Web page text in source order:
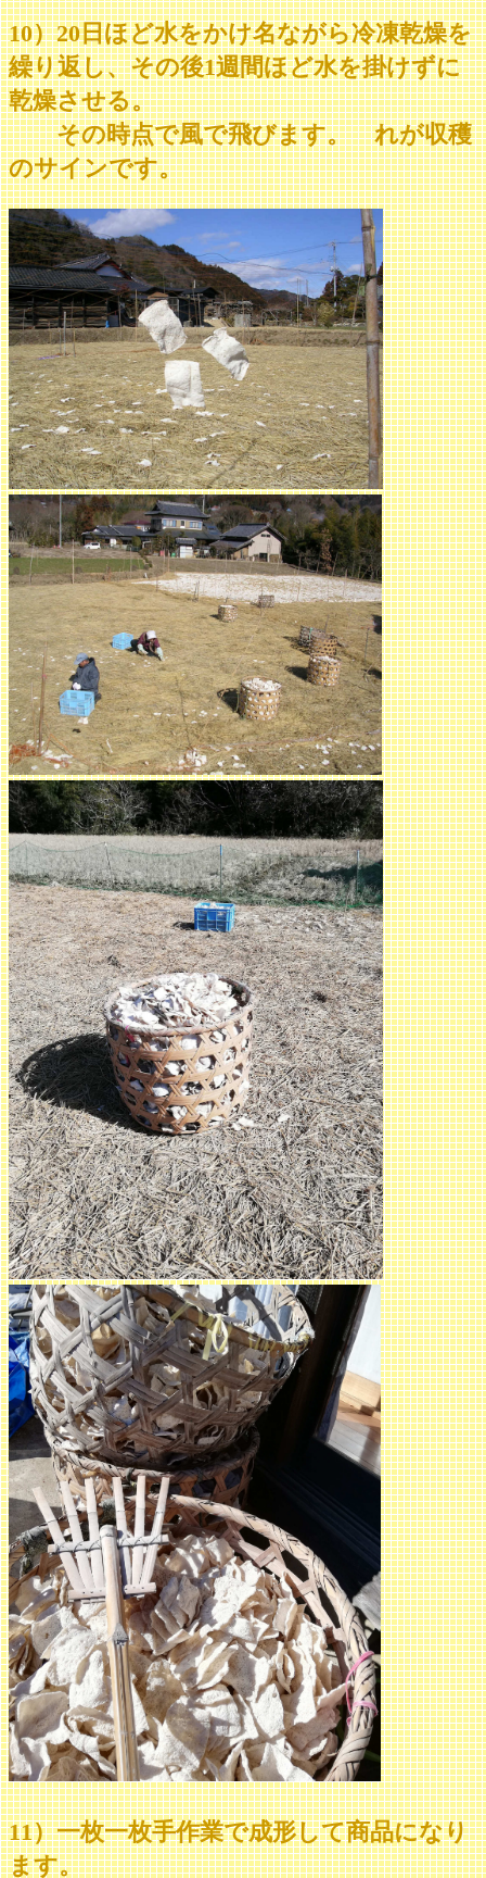
10）20日ほど水をかけ名ながら冷凍乾燥を
繰り返し、その後1週間ほど水を掛けずに
乾燥させる。
その時点で風で飛びます。 れが収穫
のサインです。
11）一枚一枚手作業で成形して商品になり
ます。